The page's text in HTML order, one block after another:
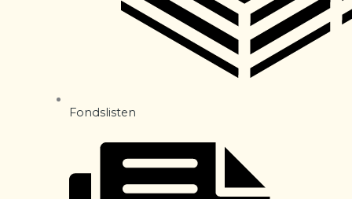
Fondslisten